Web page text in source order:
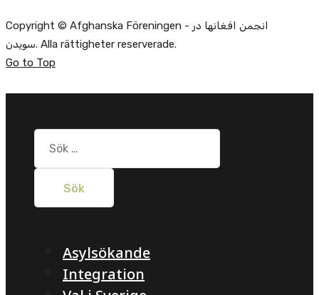
Copyright © Afghanska Föreningen - انجمن افغانها در
سویدن. Alla rättigheter reserverade.
Go to Top
Sök
efter:
Asylsökande
Integration